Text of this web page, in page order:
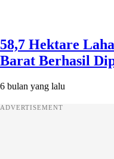
58,7 Hektare
Barat Berhasil
6 bulan yang lalu
ADVERTISEMENT